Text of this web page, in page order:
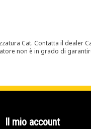
Cat. Contatta il dealer
non è in grado di
Il mio account